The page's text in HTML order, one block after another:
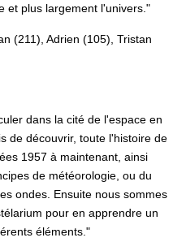
et plus largement l'univers."
(211), Adrien (105), Tristan
dans la cité de l'espace en
de découvrir, toute l'histoire de
1957 à maintenant, ainsi
de météorologie, ou du
ondes. Ensuite nous sommes
pour en apprendre un
éléments."